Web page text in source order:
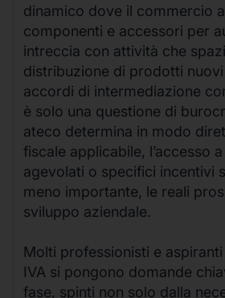
dinamico dove il commercio
componenti e accessori per
intreccia con attività che
distribuzione di prodotti
accordi di intermediazione
è solo una questione di
ateco determina in modo
fiscale applicabile, l’accesso
agevolati o specifici incentivi
meno importante, le reali
sviluppo aziendale.
Molti professionisti e
IVA si pongono domande
fase, spinti non solo dalla